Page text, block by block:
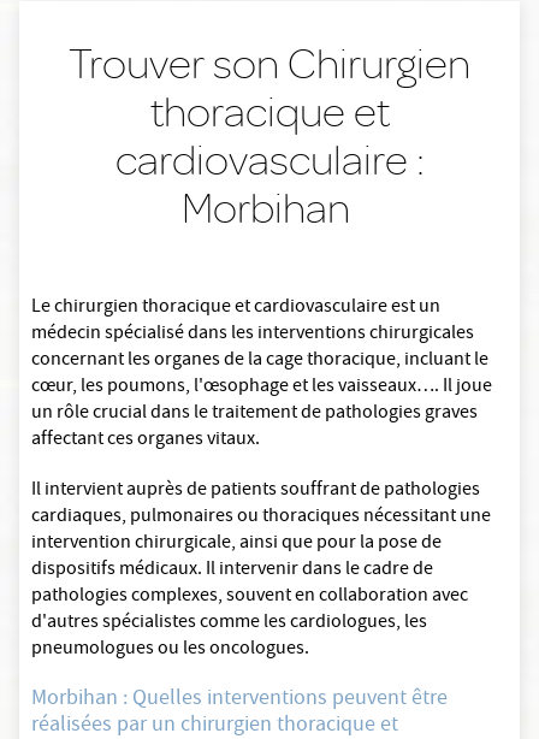
Trouver son Chirurgien
thoracique et
cardiovasculaire :
Morbihan
Le chirurgien thoracique et cardiovasculaire est un
médecin spécialisé dans les interventions chirurgicales
concernant les organes de la cage thoracique, incluant le
cœur, les poumons, l'œsophage et les vaisseaux…. Il joue
un rôle crucial dans le traitement de pathologies graves
affectant ces organes vitaux.
Il intervient auprès de patients souffrant de pathologies
cardiaques, pulmonaires ou thoraciques nécessitant une
intervention chirurgicale, ainsi que pour la pose de
dispositifs médicaux. Il intervenir dans le cadre de
pathologies complexes, souvent en collaboration avec
d'autres spécialistes comme les cardiologues, les
pneumologues ou les oncologues.
Morbihan : Quelles interventions peuvent être
réalisées par un chirurgien thoracique et